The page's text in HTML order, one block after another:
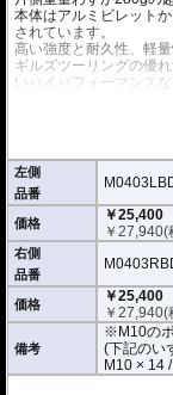
本体はアルミビレット
されています。
高い強度と耐久性、軽
ギルズツーリングの優
いハイパフォーマンス
付属アダプターは汎用
※車検対応
※左右別売
※商品は汎用品です。
(取付確認がされている
す。)
M0403LBD /
※車体側のミラーの取
をご確認ください。
M10 × 14 / M10 × 14
M0404LBD /
※車体側のミラーの取
左側
品番
価格
￥25,400
￥27,940(
右側
品番
価格
￥25,400
￥27,940(
備考
※M10のボ
(下記のい
M10 × 14